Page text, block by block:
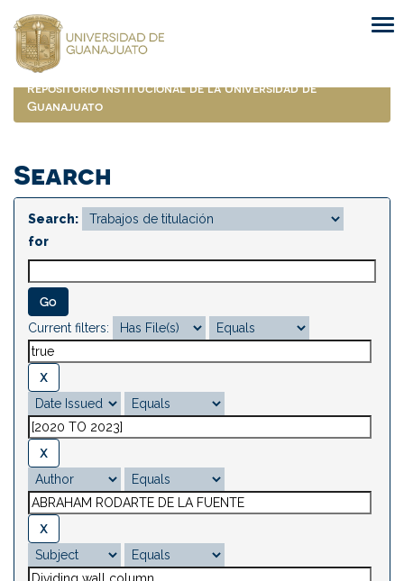
navigation
Repositorio Institucional de la Universidad de
Guanajuato
Search
Search:
for
Current filters: